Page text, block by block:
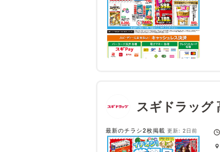
スギドラッグ
最新のチラシ2枚掲載 更新: 2日前